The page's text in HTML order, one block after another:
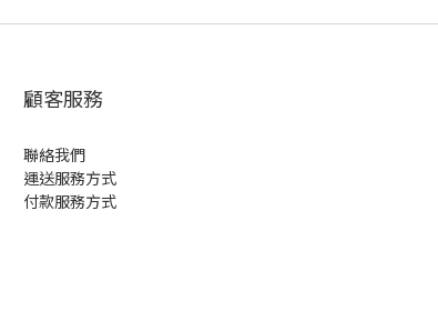
顧客服務
聯絡我們
運送服務方式
付款服務方式